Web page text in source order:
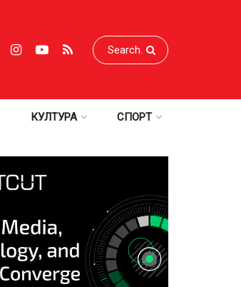
КУЛТУРА СПОРТ